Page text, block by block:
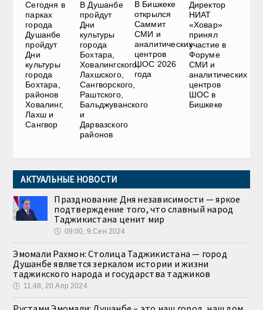
Сегодня в
парках
города
Душанбе
пройдут
Дни
культуры
города
Бохтара,
районов
Ховалинг,
Лахш и
Сангвор
В Душанбе
пройдут
Дни
культуры
города
Бохтара,
Ховалингского,
Лахшского,
Сангворского,
Раштского,
Бальджуванского
и
Дарвазского
районов
В Бишкеке
открылся
Саммит
СМИ и
аналитических
центров
ШОС 2026
года
Директор
НИАТ
«Ховар»
принял
участие в
Форуме
СМИ и
аналитических
центров
ШОС в
Бишкеке
АКТУАЛЬНЫЕ НОВОСТИ
Празднование Дня независимости — яркое
подтверждение того, что славный народ
Таджикистана ценит мир
🕔 09:00, 9.Сен 2024
Эмомали Рахмон: Столица Таджикистана — город
Душанбе является зеркалом истории и жизни
таджикского народа и государства таджиков
🕔 11:48, 20.Апр 2024